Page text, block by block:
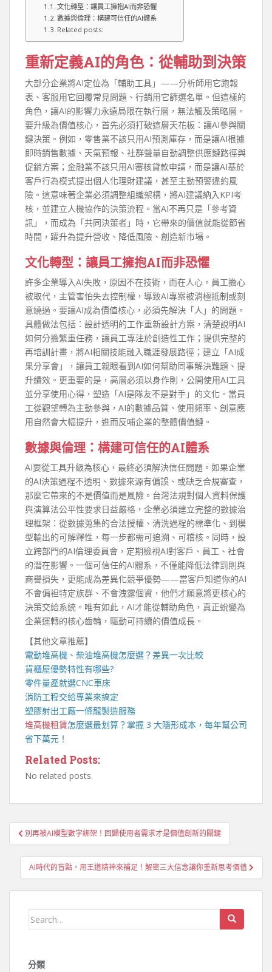
文化轉型：讓員工擁抱AI而非恐懼
數據與倫理：構建可信任的AI體系
Related posts:
重新定義AI的角色：從輔助到決策
大部分企業將AI定位為「輔助工具」——分析師用它跑報
表、客服用它回覆常見問題、行銷用它篩選名單。但這樣的
角色，讓AI的影響力永遠局限在執行層，無法觸及策略層。
要升級為價值核心，首先必須打破這層天花板：讓AI參與關
鍵決策。例如，零售業不該只用AI預測庫存，而是讓AI根據
即時銷售數據、天氣預報、社群聲量自動調整供應鏈路徑與
促銷方案；金融業不該只用AI審核貸款申請，而是讓AI基於
客戶行為模式提出個人化理財建議，甚至主動預警違約風
險。這意味著企業必須調整組織架構，將AI建議納入KPI考
核，並建立人機協作的決策流程。當AI不再只是「參考資
訊」，而成為「共同決策者」時，它帶來的價值就能從節省
時間，躍升為提升營收、降低風險、創造新市場。
文化轉型：讓員工擁抱AI而非恐懼
許多企業導入AI失敗，原因不在技術，而在人心。員工擔心
被取代，主管害怕失去控制權，導致AI專案被消極抵制或刻
意繞過。要讓AI成為價值核心，必須先解決「人」的問題。
具體做法包括：設計透明的工作重新設計方案，清楚說明AI
如何分擔繁重任務，讓員工專注於創造性工作；提供完整的
再培訓計畫，將AI相關技能融入職涯發展路徑；建立「AI成
果分享會」，讓員工親眼看到AI如何幫助同事解決難題、提
升績效。更重要的是，高層必須以身作則，公開使用AI工具
並分享使用心得，塑造「AI是隊友不是對手」的文化。當員
工從觀望轉為主動參與，AI的數據品質、使用頻率、創意應
用自然會大幅提升，進而反哺企業的整體價值鏈。
數據與倫理：構建可信任的AI體系
AI要從工具升級為核心，最終必須解決信任問題。如果企業
的AI決策過程不透明、數據來源有偏誤、或缺乏合規審查，
那麼它帶來的不是價值而是風險。台灣法規對個人資料保護
與演算法公平性要求日益嚴格，企業必須建立完整的數據治
理框架：從數據蒐集的合法授權、清洗過程的標準化、到模
型輸出的可解釋性，每一步都需可追溯、可稽核。同時，設
立跨部門的AI倫理委員會，定期檢視AI對客戶、員工、社會
的潛在影響。一個可信任的AI體系，不僅能降低法律罰則與
商譽損失，更能成為差異化競爭優勢——當客戶知道你的AI
不會偏袒特定族群、不會洩露個資，他們才願意將更核心的
決策交給系統。唯有如此，AI才能從輔助角色，真正蛻變為
企業運轉的核心齒輪，驅動可持續的價值成長。
【其他文章推薦】
電動堆高機 、柴油堆高機怎麼選？差異一次比較
貨櫃屋優勢特性有哪些?
零件量產就選CNC車床
消防工程交給專業來搞定
塑膠射出工廠一條龍製造服務
堆高機租賃怎麼選最划算？掌握 3 大隱形成本，每年幫公司
省下萬元！
Related Posts:
No related posts.
文
章
導
覽
別再被AI模型數字綁架！回歸使用者需求才是價值創新的關鍵
AI時代的盲點，用王道精神來補足！解密三大信念讓你重新思考價值
Search
分類